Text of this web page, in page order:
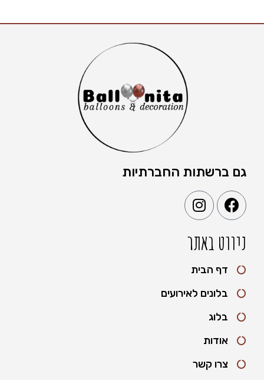
גם ברשתות החברתיות
ניווט באתר
דף הבית
בלונים לאירועים
בלוג
אודות
צרו קשר